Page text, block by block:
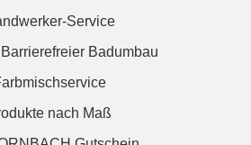
Service
Badumbau
nach Maß